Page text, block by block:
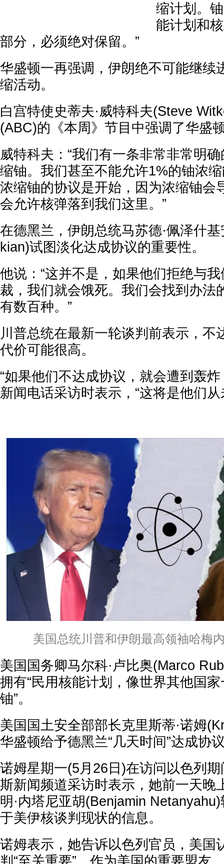
缩计划。
能计划和
部分，必须绝对保留。”
华盛顿一再强调，伊朗绝不可能继续
缩活动。
白宫特使史蒂夫·威特科夫(Steve
(ABC)的《本周》节目中强调了华盛
威特科夫：“我们有一条非常非常明
缩铀。我们甚至不能允许1%的铀浓
浓缩铀的协议是开始，因为浓缩铀会
会允许核弹落到我们这里。”
在德黑兰，伊朗总统马苏德·佩泽什
kian)试图淡化达成协议的重要性。
他说：“这并不是，如果他们拒绝与
裁，我们就会饿死。我们会找到办法
有数百种。”
川普总统在最新一轮谈判前表示，不
代价可能很高。
“如果他们不达成协议，就会遭到轰
新闻电话采访时表示，“这将是他们
美国总统川普和伊朗最高领袖哈梅
美国国务卿马尔科·卢比奥(Marco
拥有“民用核能计划，像世界其他国
铀”。
美国国土安全部部长克里斯蒂·诺姆
华盛顿给予德黑兰“几天时间”达成协
诺姆星期一(5月26日)在访问以色列
斯新闻频道采访时表示，她前一天晚
明·内塔尼亚胡(Benjamin
于美伊核谈判现状的信息。
诺姆表示，她告诉以色列官员，美国
判“至关重要”。作为美国的重要盟友